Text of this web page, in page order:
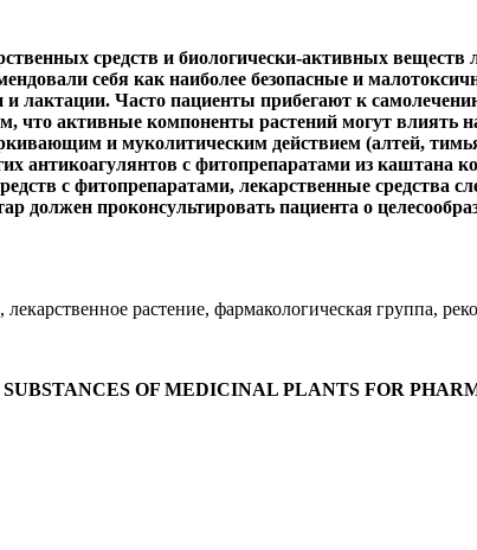
средств и биологически-активных веществ
себя как наиболее безопасные и
Часто пациенты прибегают к
активные компоненты растений могут влиять
и муколитическим действием (алтей,
антикоагулянтов с фитопрепаратами из каштана
с фитопрепаратами, лекарственные средства
должен проконсультировать пациента о
лекарственное растение, фармакологическая группа,
SUBSTANCES OF MEDICINAL PLANTS FOR